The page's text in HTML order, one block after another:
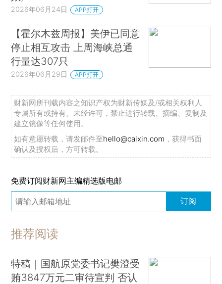
2026年06月24日 APP打开
【霍尔木兹周报】美伊已同意
停止相互攻击 上周海峡总通
行量达307只
2026年06月29日 APP打开
财新网所刊载内容之知识产权为财新传媒及/或相关权利人
专属所有或持有。未经许可，禁止进行转载、摘编、复制及
建立镜像等任何使用。
如有意愿转载，请发邮件至hello@caixin.com ，获得书面
确认及授权后，方可转载。
免费订阅财新网主编精选版电邮
订阅
推荐阅读
特稿｜国航原党委书记樊澄受
贿3847万元二审待宣判 否认